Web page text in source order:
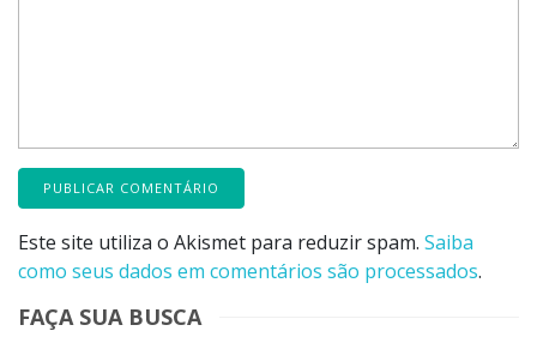
Este site utiliza o Akismet para reduzir spam. Saiba
como seus dados em comentários são processados.
FAÇA SUA BUSCA